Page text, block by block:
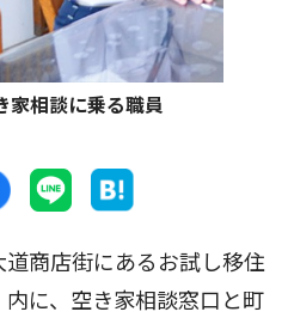
家相談に乗る職員
商店街にあるお試し移住
に、空き家相談窓口と町